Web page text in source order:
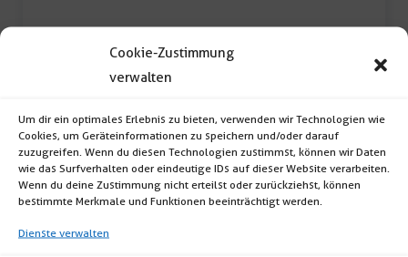
Cookie-Zustimmung
verwalten
Um dir ein optimales Erlebnis zu bieten, verwenden wir Technologien wie
Cookies, um Geräteinformationen zu speichern und/oder darauf
zuzugreifen. Wenn du diesen Technologien zustimmst, können wir Daten
wie das Surfverhalten oder eindeutige IDs auf dieser Website verarbeiten.
Wenn du deine Zustimmung nicht erteilst oder zurückziehst, können
bestimmte Merkmale und Funktionen beeinträchtigt werden.
Dienste verwalten
Sitztisch creativo vintage
Sitztisch creativo (Format: quardratisch; Maße:
75 x 80 x 80cm […]